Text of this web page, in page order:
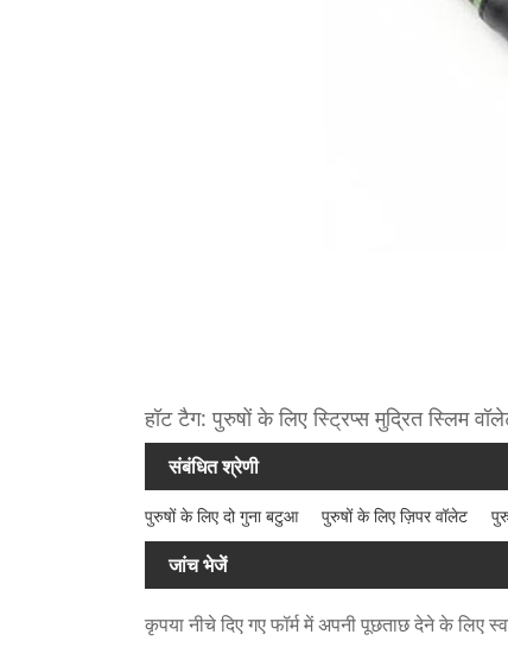
हॉट टैग: पुरुषों के लिए स्ट्रिप्स मुद्रित स्लिम
संबंधित श्रेणी
पुरुषों के लिए दो गुना बटुआ पुरुषों के लिए ज़िपर वॉलेट
जांच भेजें
कृपया नीचे दिए गए फॉर्म में अपनी पूछताछ देने के